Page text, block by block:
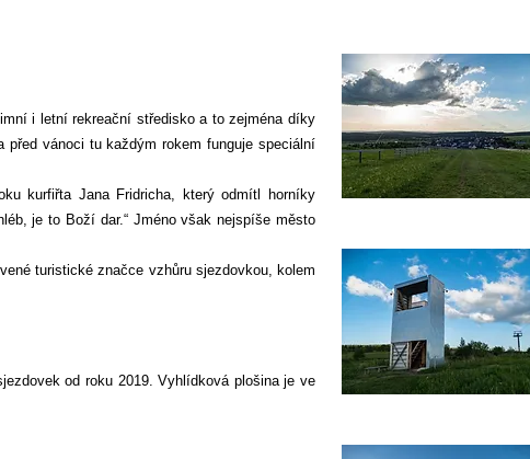
i letní rekreační středisko a to zejména díky
vánoci tu každým rokem funguje speciální
kurfiřta Jana Fridricha, který odmítl horníky
je to Boží dar.“ Jméno však nejspíše město
turistické značce vzhůru sjezdovkou, kolem
od roku 2019. Vyhlídková plošina je ve